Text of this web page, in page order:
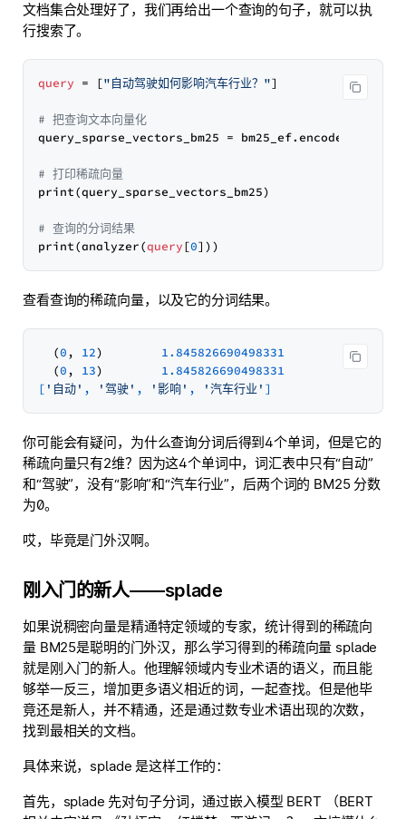
文档集合处理好了，我们再给出一个查询的句子，就可以执
行搜索了。
query = ["自动驾驶如何影响汽车行业？"]
# 把查询文本向量化
query_sparse_vectors_bm25 = bm25_ef.encode_queries
# 打印稀疏向量
print(query_sparse_vectors_bm25)
# 查询的分词结果
print(analyzer(query[0] ))
查看查询的稀疏向量，以及它的分词结果。
  (
0 , 12) 1.845826690498331
  (
0 , 13) 1.845826690498331
[ '自动' , '驾驶' , '影响' , '汽车行业' ]
你可能会有疑问，为什么查询分词后得到4个单词，但是它的
稀疏向量只有2维？因为这4个单词中，词汇表中只有“自动”
和“驾驶”，没有“影响”和“汽车行业”，后两个词的 BM25 分数
为0。
哎，毕竟是门外汉啊。
刚入门的新人——splade
如果说稠密向量是精通特定领域的专家，统计得到的稀疏向
量 BM25是聪明的门外汉，那么学习得到的稀疏向量 splade
就是刚入门的新人。他理解领域内专业术语的语义，而且能
够举一反三，增加更多语义相近的词，一起查找。但是他毕
竟还是新人，并不精通，还是通过数专业术语出现的次数，
找到最相关的文档。
具体来说，splade 是这样工作的：
首先，splade 先对句子分词，通过嵌入模型 BERT （BERT